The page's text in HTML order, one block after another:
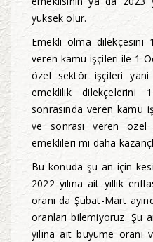
yüksek olur.
Emekli olma dilekçesini
veren kamu işçileri ile 1
özel sektör işçileri
emeklilik
sonrasında veren kamu
ve sonrası veren
emeklileri mi daha
Bu konuda şu an için
2022 yılına ait yıllık
oranı da Şubat-Mart
oranları bilemiyoruz. Şu
yılına ait büyüme oranı